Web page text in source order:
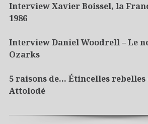
Interview Xavier Boissel, la
1986
Interview Daniel Woodrell – Le
Ozarks
5 raisons de… Étincelles rebelles
Attolodé